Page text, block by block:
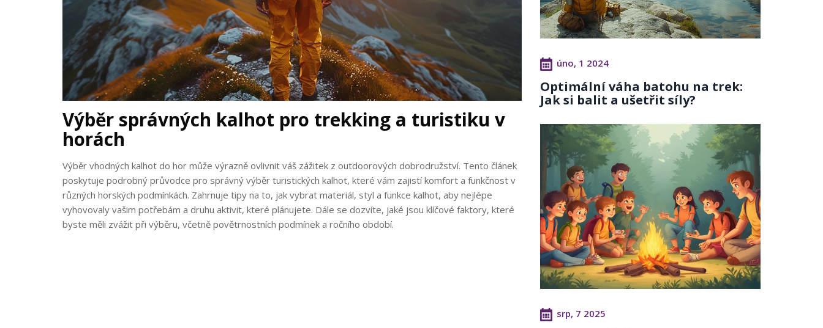
Výběr správných kalhot pro trekking a turistiku v
horách
Výběr vhodných kalhot do hor může výrazně ovlivnit váš zážitek z outdoorových dobrodružství. Tento článek
poskytuje podrobný průvodce pro správný výběr turistických kalhot, které vám zajistí komfort a funkčnost v
různých horských podmínkách. Zahrnuje tipy na to, jak vybrat materiál, styl a funkce kalhot, aby nejlépe
vyhovovaly vašim potřebám a druhu aktivit, které plánujete. Dále se dozvíte, jaké jsou klíčové faktory, které
byste měli zvážit při výběru, včetně povětrnostních podmínek a ročního období.
úno, 1 2024
Optimální váha batohu na trek:
Jak si balit a ušetřit síly?
srp, 7 2025